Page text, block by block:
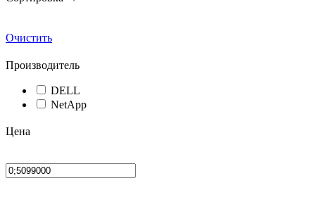
Очистить
Производитель
DELL
NetApp
Цена